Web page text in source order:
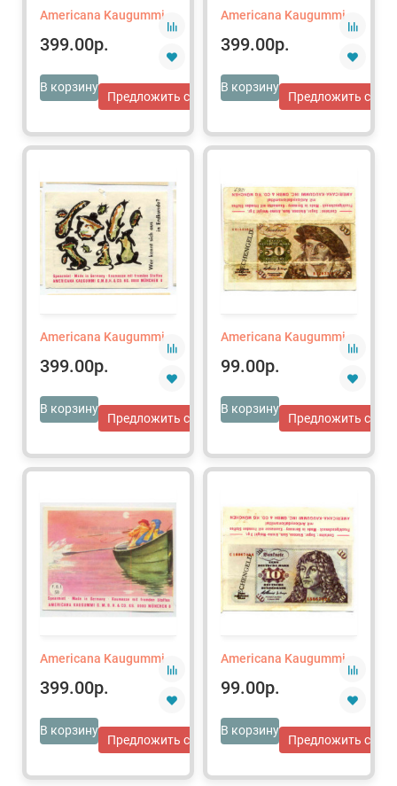
Americana Kaugummi
399.00р.
В корзину
Предложить свою цену
Americana Kaugummi
399.00р.
В корзину
Предложить свою
Americana Kaugummi
399.00р.
В корзину
Предложить свою цену
Americana Kaugummi
99.00р.
В корзину
Предложить свою
Americana Kaugummi
399.00р.
В корзину
Предложить свою цену
Americana Kaugummi
99.00р.
В корзину
Предложить свою